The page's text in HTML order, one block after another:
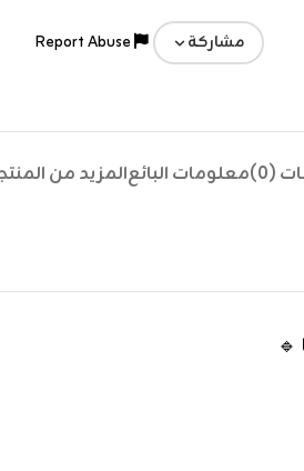
مشاركة
(0) معلومات البائعالمزيد من
🔹